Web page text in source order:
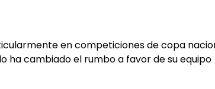
en competiciones de copa
ha cambiado el rumbo a favor de su equipo